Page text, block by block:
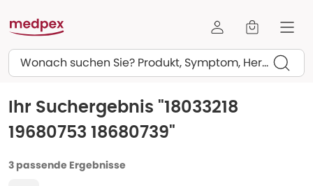
Suchen
Ihr Suchergebnis "18033218
19680753 18680739"
3 passende Ergebnisse